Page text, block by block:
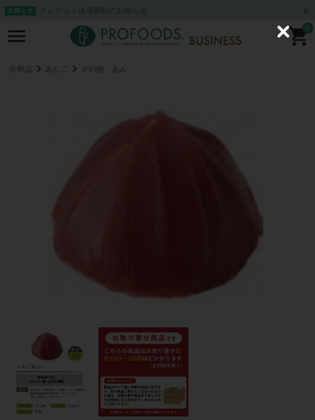
お知らせ クレジット決済開始のお知らせ
0
全商品 あんこ その他 あん
C